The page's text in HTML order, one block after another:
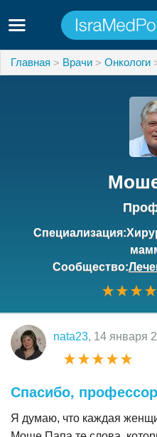
Главная Врачи Онкологи
Сообщество:
nata23, 14 января
Спасибо,
Я думаю, что каждая